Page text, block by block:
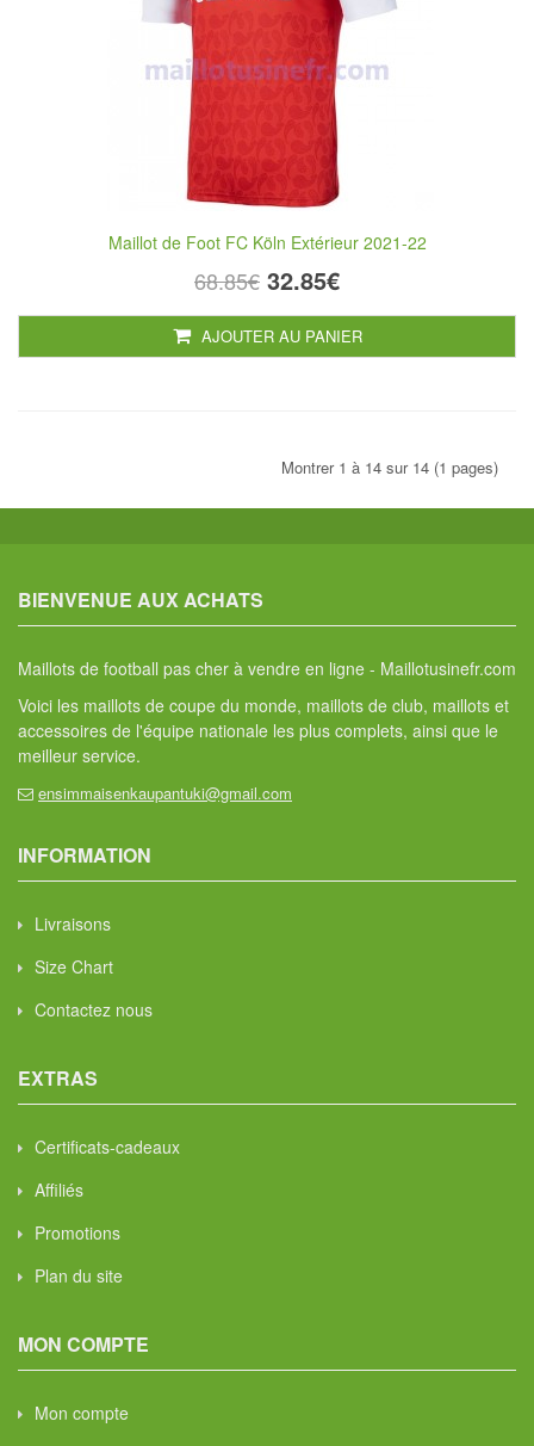
Maillot de Foot FC Köln Extérieur 2021-22
68.85€ 32.85€
AJOUTER AU PANIER
Montrer 1 à 14 sur 14 (1 pages)
BIENVENUE AUX ACHATS
Maillots de football pas cher à vendre en ligne - Maillotusinefr.com
Voici les maillots de coupe du monde, maillots de club, maillots et
accessoires de l'équipe nationale les plus complets, ainsi que le
meilleur service.
ensimmaisenkaupantuki@gmail.com
INFORMATION
Livraisons
Size Chart
Contactez nous
EXTRAS
Certificats-cadeaux
Affiliés
Promotions
Plan du site
MON COMPTE
Mon compte